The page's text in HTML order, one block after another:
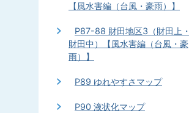
【風水害編（台風・豪雨）】
P87-88 財田地区3（財田上・
財田中）【風水害編（台風・豪
雨）】
P89 ゆれやすさマップ
P90 液状化マップ